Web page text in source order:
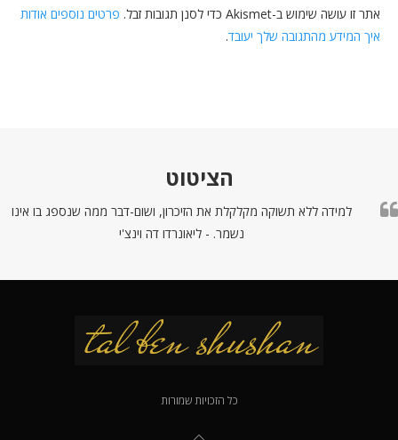
אתר זו עושה שימוש ב-Akismet כדי לסנן תגובות זבל.
פרטים נוספים אודות
איך המידע מהתגובה שלך יעובד.
הציטוט
למידה ללא תשוקה מקלקלת את הזיכרון, ושום-דבר ממה שנספג בו אינו
נשמר. - ליאונרדו דה וינצ'י
כל הזכויות שמורות